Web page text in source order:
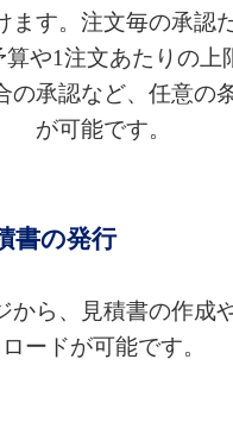
ます。注文毎の承認
算や1注文あたりの上
の承認など、任意の
が可能です。
書の発行
から、見積書の作成
ロードが可能です。